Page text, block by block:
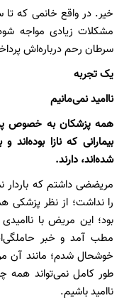
مشکلات زیادی مواجه
سرطان رحم درباره‌اش
یک تجربه
ناامید نمی‌مانیم
همه پزشکان به خصوص
بیمارانی که نازا بوده‌اند
شده‌اند، دارند.
مریضضی داشتم که باردار
را نداشت؛ از نظر پزشکی
بود؛ این مریض با
مطب آمد و خبر
خوشحال شدم؛ مانند آن
طور کامل نمی‌تواند همه
ناامید باشیم.